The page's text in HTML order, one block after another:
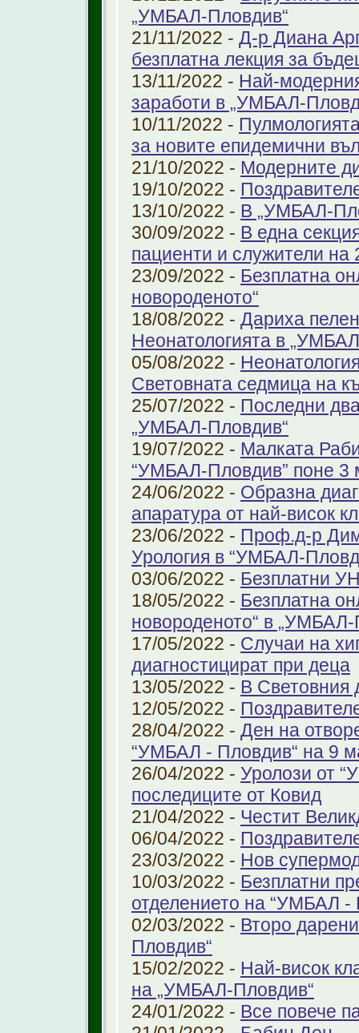
„УМБАЛ-Пловдив“
21/11/2022 - Д-р Диана
безплатна лекция за
13/11/2022 - Най-
заработи в „УМБАЛ-
10/11/2022 -
за новите епидемични
21/10/2022 - Модерните
19/10/2022 -
13/10/2022 - В „УМБАЛ-
30/09/2022 - В една
пациенти и служители на
23/09/2022 - Безплатна
новороденото“
18/08/2022 - Дариха
Неонатологията в
05/08/2022 -
Световната седмица на
25/07/2022 - Последни
„УМБАЛ-Пловдив“
19/07/2022 - Малката
“УМБАЛ-Пловдив” поне 3
24/06/2022 - Образна
апаратура от най-висок
23/06/2022 - Проф.д-р
Урология в “УМБАЛ-
03/06/2022 - Безплатни
18/05/2022 - Безплатна
новороденото“ в „УМБАЛ-
17/05/2022 - Случаи на
диагностицират при деца
13/05/2022 - В Световния
12/05/2022 -
28/04/2022 - Ден на
“УМБАЛ - Пловдив“ на 9
26/04/2022 - Уролози от
последиците от Ковид
21/04/2022 - Честит
06/04/2022 -
23/03/2022 - Нов
10/03/2022 - Безплатни
отделението на “УМБАЛ -
02/03/2022 - Второ
Пловдив“
15/02/2022 - Най-висок
на „УМБАЛ-Пловдив“
24/01/2022 - Все повече